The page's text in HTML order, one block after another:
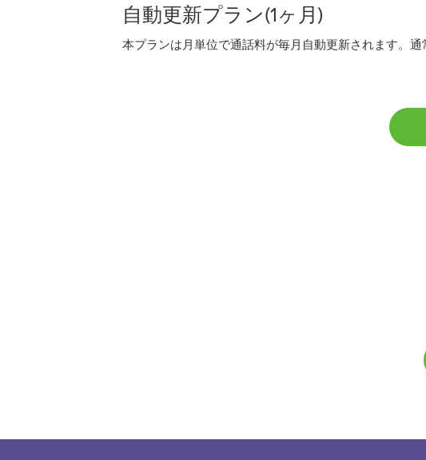
自動更新プラン(1ヶ月)
本プランは月単位で通話料が毎月自動更新されます。